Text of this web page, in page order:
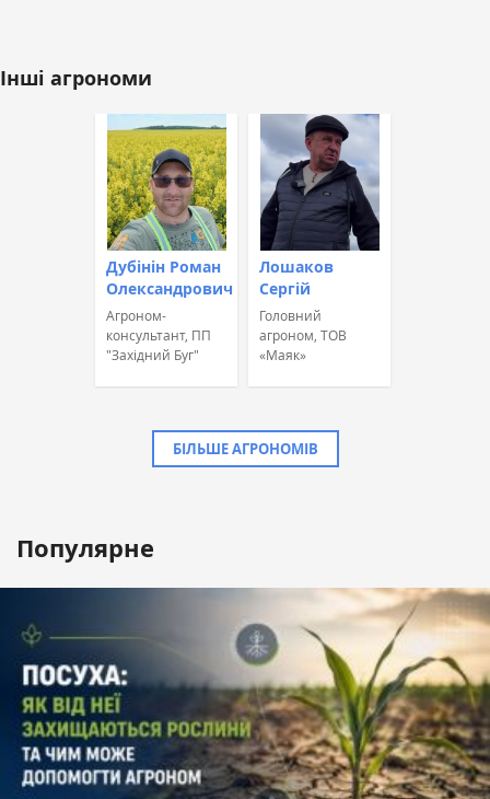
Інші агрономи
Дубінін Роман
Олександрович
Агроном-
консультант, ПП
"Західний Буг"
Лошаков
Сергій
Головний
агроном, ТОВ
«Маяк»
БІЛЬШЕ АГРОНОМІВ
Популярне